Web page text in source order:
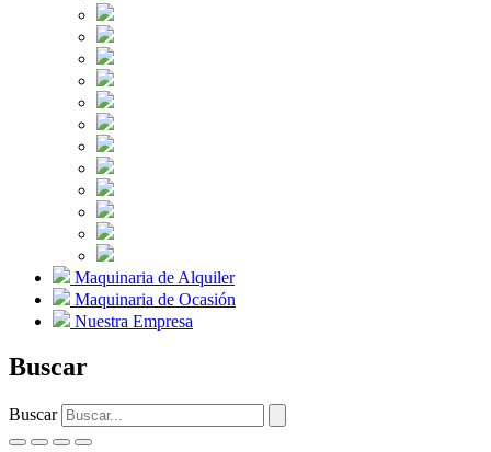
Maquinaria de Alquiler
Maquinaria de Ocasión
Nuestra Empresa
Buscar
Buscar